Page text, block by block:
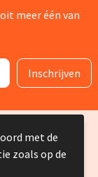
meer één van
2025
met de
zoals op de